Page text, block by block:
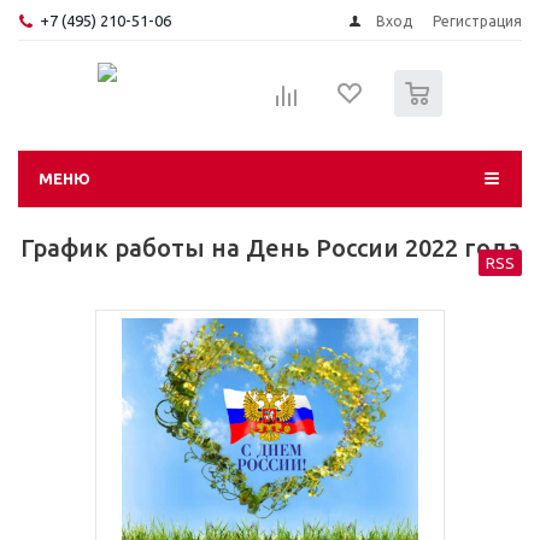
+7 (495) 210-51-06 Вход Регистрация
МЕНЮ
График работы на День России 2022 года
RSS